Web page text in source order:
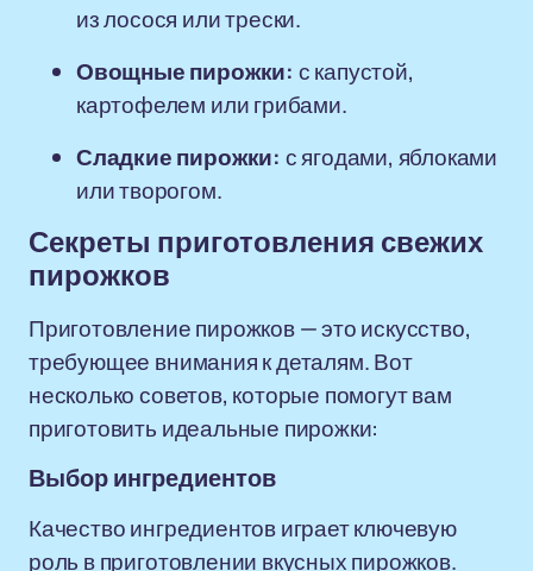
из лосося или трески.
Овощные пирожки: с капустой,
картофелем или грибами.
Сладкие пирожки: с ягодами, яблоками
или творогом.
Секреты приготовления свежих
пирожков
Приготовление пирожков — это искусство,
требующее внимания к деталям. Вот
несколько советов, которые помогут вам
приготовить идеальные пирожки:
Выбор ингредиентов
Качество ингредиентов играет ключевую
роль в приготовлении вкусных пирожков.